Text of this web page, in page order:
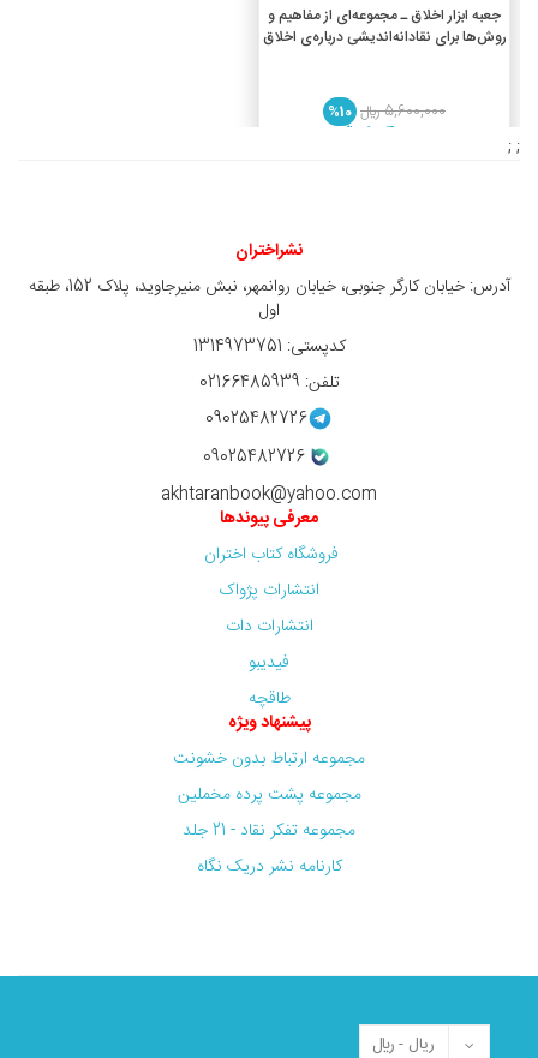
افزودن به سبد خرید
جعبه ‌ابزار اخلاق ـ مجموعه‌ای از مفاهیم و
روش‌ها برای نقادانه‌اندیشی درباره‌ی اخلاق
5,600,000 ريال
%10
5,040,000 ريال
; ;
نشراختران
آدرس: خیابان کارگر جنوبی، خیابان روانمهر، نبش منیرجاوید، پلاک 152، طبقه
اول
کدپستی: 1314973751
تلفن: 02166485939
09025482726
09025482726
akhtaranbook@yahoo.com
معرفی پیوندها
فروشگاه کتاب اختران
انتشارات پژواک
انتشارات دات
فیدیبو
طاقچه
پیشنهاد ویژه
مجموعه ارتباط بدون خشونت
مجموعه پشت پرده مخملین
مجموعه تفکر نقاد - 21 جلد
کارنامه نشر دریک نگاه